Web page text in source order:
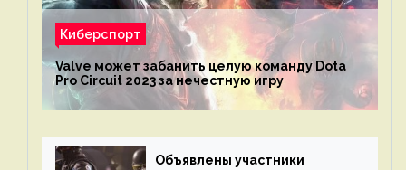
Киберспорт
Valve может забанить целую команду Dota
Pro Circuit 2023 за нечестную игру
Объявлены участники